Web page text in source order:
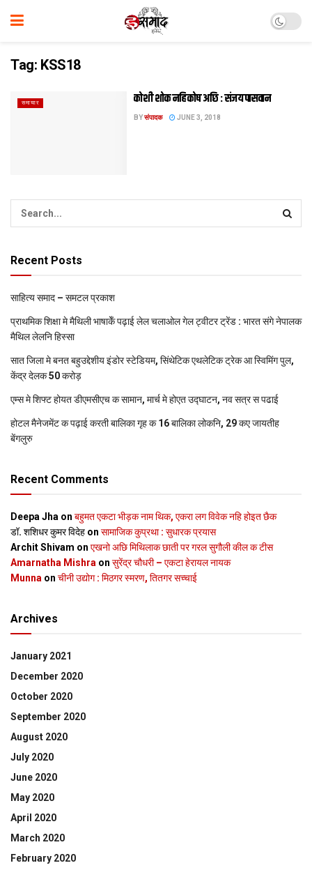
Tag: KSS18
समाचार कोशी शोक नहि कोष अछि : संजय पासवान
BYसंपादक JUNE 3, 2018
Recent Posts
साहित्य समाद – समटल प्रकाश
प्राथमिक शि‍क्षा मे मैथि‍ली भाषाकेँ पढ़ाई लेल चलाओल गेल ट्वीटर ट्रेंड : भारत संगे नेपालक
मैथिल लेलनि हिस्सा
सात जिला मे बनत बहुउद्देशीय इंडोर स्‍टेडि‍यम, सिंथेटिक एथलेटिक ट्रेक आ स्विमिंग पुल,
केंद्र देलक 50 करोड़
एम्स मे शिफ्ट होयत डीएमसीएच क सामान, मार्च मे होएत उद्घाटन, नव सत्र स पढाई
होटल मैनेजमेंट क पढ़ाई करती बालिका गृह क 16 बालिका लोकनि, 29 कए जायतीह
बेंगलुरु
Recent Comments
Deepa Jha on बहुमत एकटा भीड़क नाम थिक, एकरा लग विवेक नहि होइत छैक
डॉ. शशिधर कुमर विदेह on सामाजिक कुप्रथा : सुधारक प्रयास
Archit Shivam on एखनो अछि मिथिलाक छाती पर गरल सुगौली कील क टीस
Amarnatha Mishra on सुरेंद्र चौधरी – एकटा हेरायल नायक
Munna on चीनी उद्योग : मिठगर स्‍मरण, तितगर सच्‍चाई
Archives
January 2021
December 2020
October 2020
September 2020
August 2020
July 2020
June 2020
May 2020
April 2020
March 2020
February 2020